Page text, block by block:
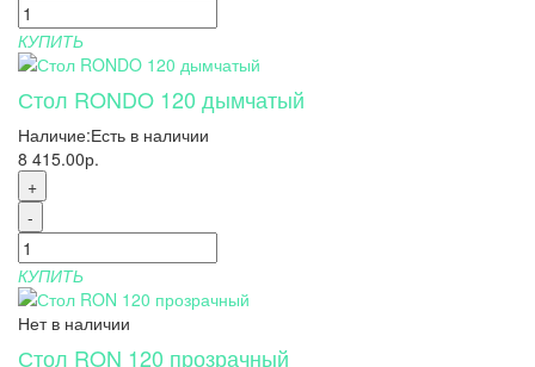
КУПИТЬ
Стол RONDO 120 дымчатый
Наличие:Есть в наличии
8 415.00р.
+
-
КУПИТЬ
Нет в наличии
Стол RON 120 прозрачный